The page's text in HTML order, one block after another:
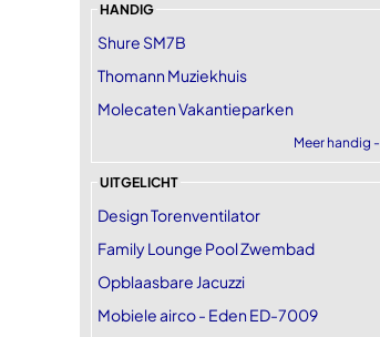
HANDIG
Shure SM7B
Thomann Muziekhuis
Molecaten Vakantieparken
Meer handig
UITGELICHT
Design Torenventilator
Family Lounge Pool Zwembad
Opblaasbare Jacuzzi
Mobiele airco - Eden ED-7009